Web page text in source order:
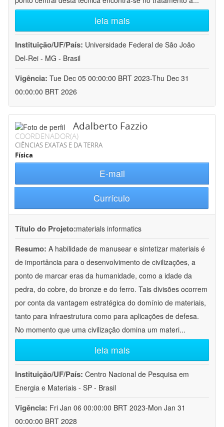
leia mais
Instituição/UF/País: Universidade Federal de São João
Del-Rei - MG - Brasil
Vigência: Tue Dec 05 00:00:00 BRT 2023-Thu Dec 31
00:00:00 BRT 2026
Adalberto Fazzio
COORDENADOR(A)
CIÊNCIAS EXATAS E DA TERRA
Física
E-mail
Currículo
Título do Projeto:materials informatics
Resumo: A habilidade de manusear e sintetizar materiais é
de importância para o desenvolvimento de civilizações, a
ponto de marcar eras da humanidade, como a idade da
pedra, do cobre, do bronze e do ferro. Tais divisões ocorrem
por conta da vantagem estratégica do domínio de materiais,
tanto para infraestrutura como para aplicações de defesa.
No momento que uma civilização domina um materi...
leia mais
Instituição/UF/País: Centro Nacional de Pesquisa em
Energia e Materiais - SP - Brasil
Vigência: Fri Jan 06 00:00:00 BRT 2023-Mon Jan 31
00:00:00 BRT 2028